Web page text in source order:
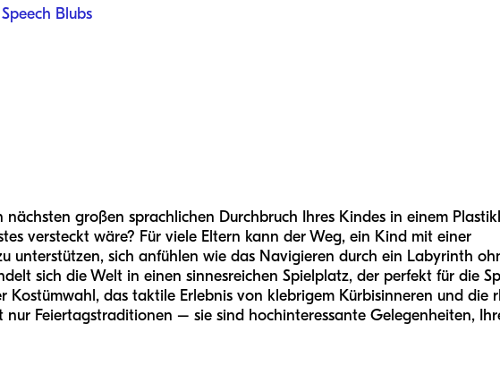
Blubs
großen sprachlichen Durchbruch Ihres Kindes in einem
versteckt wäre? Für viele Eltern kann der Weg, ein Kind mit einer
unterstützen, sich anfühlen wie das Navigieren durch ein Labyrinth
sich die Welt in einen sinnesreichen Spielplatz, der perfekt für die
Kostümwahl, das taktile Erlebnis von klebrigem Kürbisinneren und die
nur Feiertagstraditionen – sie sind hochinteressante Gelegenheiten,